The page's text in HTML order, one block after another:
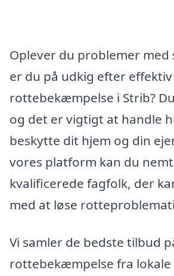
Oplever du problemer med
er du på udkig efter effektiv
rottebekæmpelse i Strib?
og det er vigtigt at handle
beskytte dit hjem og din
vores platform kan du
kvalificerede fagfolk, der
med at løse
Vi samler de bedste tilbud
rottebekæmpelse fra lokale